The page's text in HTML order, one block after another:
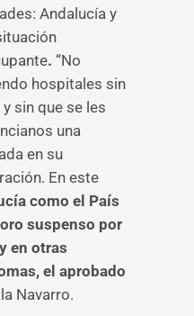
Andalucía y
. “No
hospitales sin
sin que se les
una
en su
En este
como el País
suspenso por
en otras
el aprobado
Navarro.